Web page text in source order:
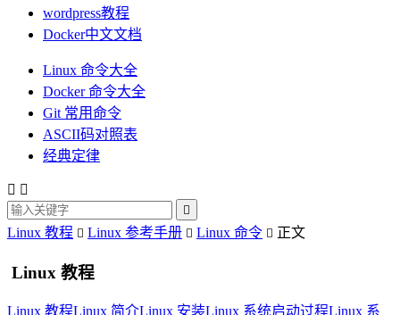
wordpress教程
Docker中文文档
Linux 命令大全
Docker 命令大全
Git 常用命令
ASCII码对照表
经典定律
 

Linux 教程  Linux 参考手册  Linux 命令  正文
Linux 教程
Linux 教程Linux 简介Linux 安装Linux 系统启动过程Linux 系